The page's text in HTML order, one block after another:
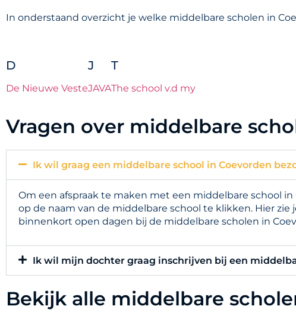
In onderstaand overzicht je welke middelbare scholen in
D
De Nieuwe Veste
J
JAVA
T
The school v.d my
Vragen over middelbare
Ik wil graag een middelbare school in Coevorden
Om een afspraak te maken met een middelbare school
op de naam van de middelbare school te klikken. Hier
binnenkort open dagen bij de middelbare scholen in
Ik wil mijn dochter graag inschrijven bij een
Bekijk alle middelbare